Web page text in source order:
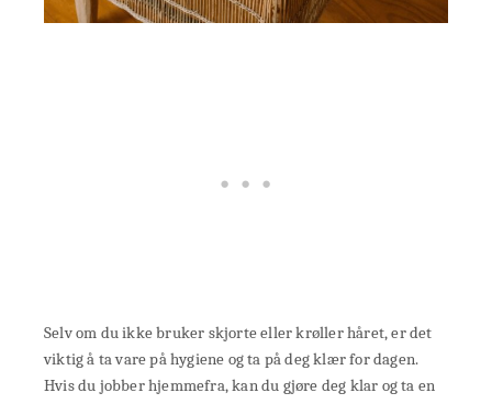
Selv om du ikke bruker skjorte eller krøller håret, er det
viktig å ta vare på hygiene og ta på deg klær for dagen.
Hvis du jobber hjemmefra, kan du gjøre deg klar og ta en